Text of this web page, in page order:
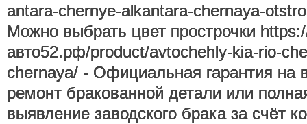
antara-chernye-alkantara-chernaya-
Можно выбрать цвет прострочки
авто52.рф/product/avtochehly-kia-rio-
chernaya/ - Официальная гарантия на
ремонт бракованной детали или
выявление заводского брака за счёт